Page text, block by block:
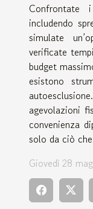
includendo
simulate
verificate
budget
esistono
agevolazioni
convenienza
solo da ciò
Giovedì 28